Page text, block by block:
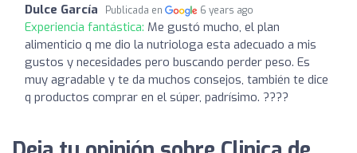
Dulce García Publicada en 6 years ago
Experiencia fantástica: Me gustó mucho, el plan
alimenticio q me dio la nutriologa esta adecuado a mis
gustos y necesidades pero buscando perder peso. Es
muy agradable y te da muchos consejos, también te dice
q productos comprar en el súper, padrísimo. ????